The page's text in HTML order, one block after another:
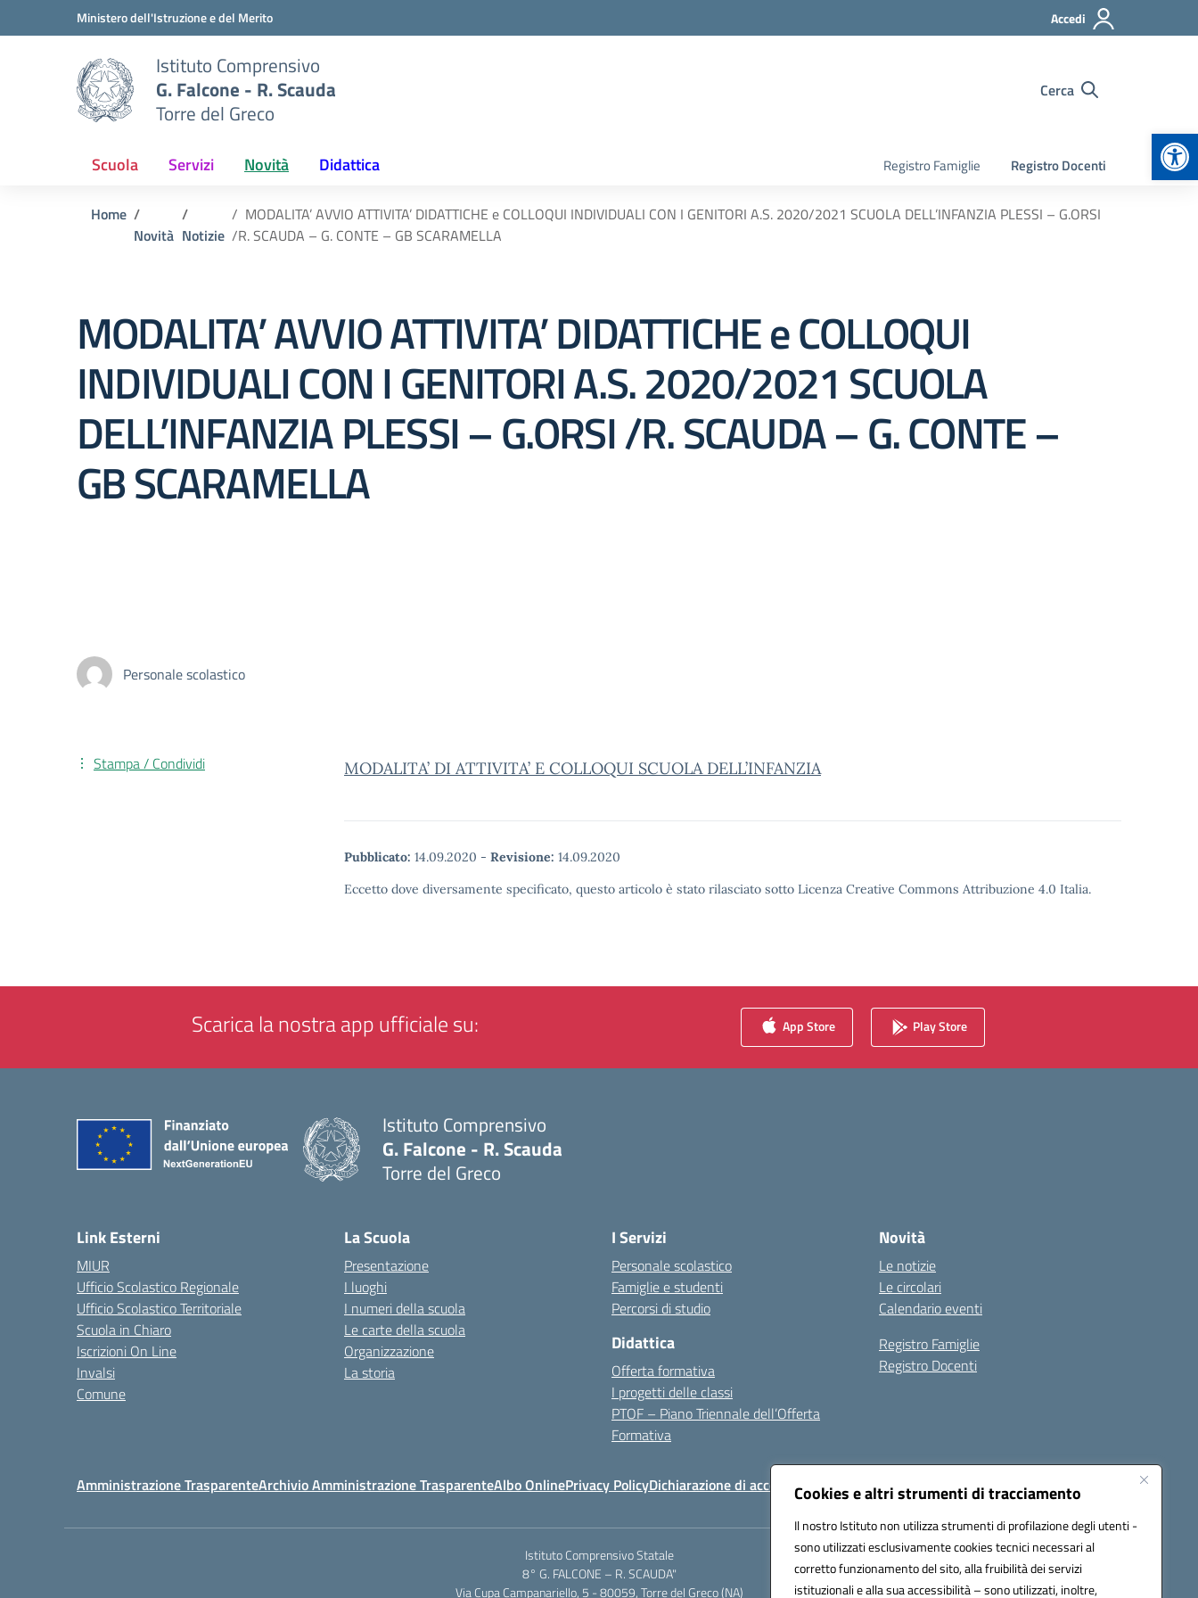
Cookies e altri strumenti di tracciamento
Il nostro Istituto non utilizza strumenti di profilazione degli utenti -
sono utilizzati esclusivamente cookies tecnici necessari al
corretto funzionamento del sito, alla fruibilità dei servizi
istituzionali e alla sua accessibilità – sono utilizzati, inoltre,
Vai ai contenuti
Vai al menu di navigazioneMinistero dell'Istruzione e del Merito Accedi
Istituto Comprensivo
G. Falcone - R. Scauda
Torre del Greco
Cerca
Scuola Servizi Novità Didattica Registro Famiglie Registro Docenti
Home
Novità Notizie
MODALITA’ AVVIO ATTIVITA’ DIDATTICHE e COLLOQUI INDIVIDUALI CON I GENITORI A.S. 2020/2021 SCUOLA DELL’INFANZIA PLESSI – G.ORSI
/R. SCAUDA – G. CONTE – GB SCARAMELLA
MODALITA’ AVVIO ATTIVITA’ DIDATTICHE e COLLOQUI
INDIVIDUALI CON I GENITORI A.S. 2020/2021 SCUOLA
DELL’INFANZIA PLESSI – G.ORSI /R. SCAUDA – G. CONTE –
GB SCARAMELLA
Personale scolastico
MODALITA’ DI ATTIVITA’ E COLLOQUI SCUOLA DELL’INFANZIA
Pubblicato: 14.09.2020 - Revisione: 14.09.2020
Eccetto dove diversamente specificato, questo articolo è stato rilasciato sotto Licenza Creative Commons Attribuzione 4.0 Italia.
Stampa / Condividi
Scarica la nostra app ufficiale su: App Store Play Store
Istituto Comprensivo
G. Falcone - R. Scauda
Torre del Greco
Link Esterni
MIUR
Ufficio Scolastico Regionale
Ufficio Scolastico Territoriale
Scuola in Chiaro
Iscrizioni On Line
Invalsi
Comune
La Scuola
Presentazione
I luoghi
I numeri della scuola
Le carte della scuola
Organizzazione
La storia
I Servizi
Personale scolastico
Famiglie e studenti
Percorsi di studio
Didattica
Offerta formativa
I progetti delle classi
PTOF – Piano Triennale dell’Offerta
Formativa
Novità
Le notizie
Le circolari
Calendario eventi
Registro Famiglie
Registro Docenti
Amministrazione TrasparenteArchivio Amministrazione TrasparenteAlbo OnlinePrivacy PolicyDichiarazione di accessibilità Note legali
Istituto Comprensivo Statale
8° G. FALCONE – R. SCAUDA"
Via Cupa Campanariello, 5 - 80059, Torre del Greco (NA)